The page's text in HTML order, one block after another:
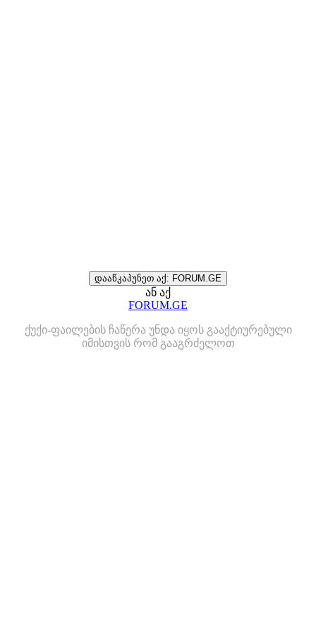
დააწკაპუნეთ აქ: FORUM.GE
ან აქ
FORUM.GE
ქუქი-ფაილების ჩაწერა უნდა იყოს გააქტიურებული
იმისთვის რომ გააგრძელოთ